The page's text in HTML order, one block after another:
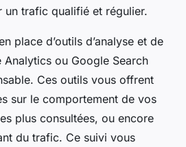
un trafic qualifié et régulier.
place d’outils d’analyse et de
ou Google Search
Ces outils vous offrent
sur le comportement de vos
plus consultées, ou encore
du trafic. Ce suivi vous